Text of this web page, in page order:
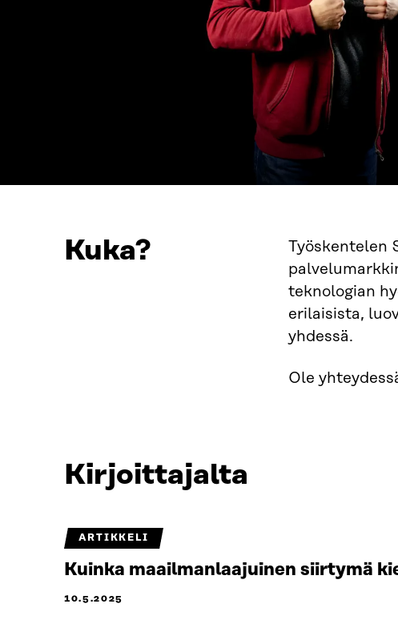
Kuka?
Työskentelen
teknologian
erilaisista,
yhdessä.
Ole
Kirjoittajalta
ARTIKKELI
Kuinka maailmanlaajuinen siirtymä
10.5.2025